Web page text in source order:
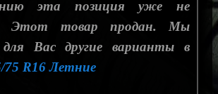
эта позиция уже не
Этот товар продан. Мы
для Вас другие варианты в
75 R16 Летние